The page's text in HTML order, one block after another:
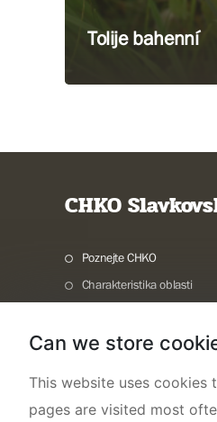
Tolije bahenní
CHKO
Poznejte CHKO
Charakteristika oblasti
Potřebuji vyřídit
Kontakty
Can we store
This website uses cookies
pages are visited most